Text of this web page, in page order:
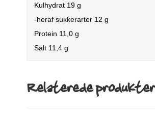
Kulhydrat 19 g
-heraf sukkerarter 12 g
Protein 11,0 g
Salt 11,4 g
Relaterede produkter